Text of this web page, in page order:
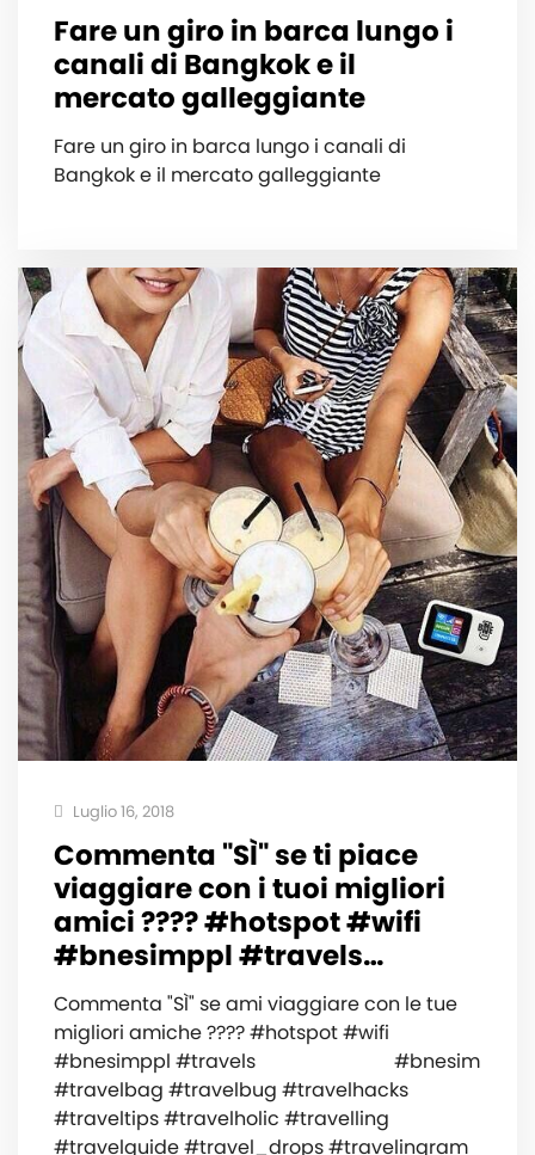
Fare un giro in barca lungo i
canali di Bangkok e il
mercato galleggiante
Fare un giro in barca lungo i canali di
Bangkok e il mercato galleggiante
Luglio 16, 2018
Commenta "SÌ" se ti piace
viaggiare con i tuoi migliori
amici ‍️‍️‍️???? #hotspot #wifi
#bnesimppl #travels…
Commenta "SÌ" se ami viaggiare con le tue
migliori amiche ‍️‍️‍️???? #hotspot #wifi
#bnesimppl #travels ⠀ ⠀ ⠀ ⠀ ⠀ ⠀ ⠀ #bnesim
#travelbag #travelbug #travelhacks
#traveltips #travelholic #travelling
#travelguide #travel_drops #travelingram